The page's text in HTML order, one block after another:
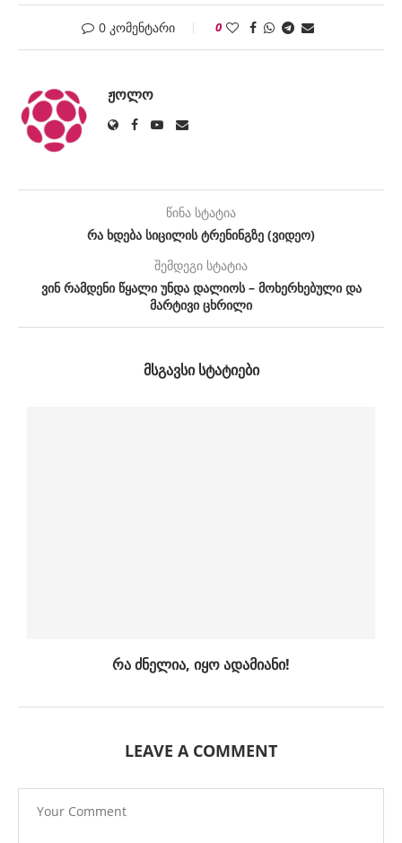
0 კომენტარი 0
ᲟᲝᲚᲝ
წინა სტატია
რა ხდება სიცილის ტრენინგზე (ვიდეო)
შემდეგი სტატია
ვინ რამდენი წყალი უნდა დალიოს – მოხერხებული და
მარტივი ცხრილი
ᲛᲡᲒᲐᲕᲡᲘ ᲡᲢᲐᲢᲘᲔᲑᲘ
რა ძნელია, იყო ადამიანი!
LEAVE A COMMENT